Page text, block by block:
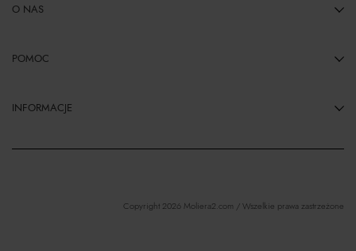
O NAS
POMOC
INFORMACJE
Copyright 2026 Moliera2.com / Wszelkie prawa zastrzeżone